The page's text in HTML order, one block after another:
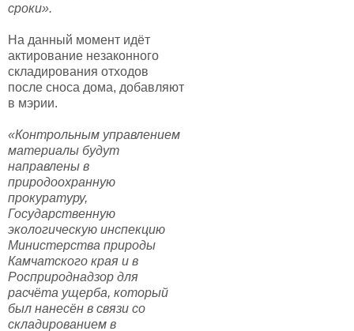
сроки».
На данный момент идёт
актирование незаконного
складирования отходов
после сноса дома, добавляют
в мэрии.
«Контрольным управлением
материалы будут
направлены в
природоохранную
прокуратуру,
Государственную
экологическую инспекцию
Министерства природы
Камчатского края и в
Росприроднадзор для
расчёта ущерба, который
был нанесён в связи со
складированием в